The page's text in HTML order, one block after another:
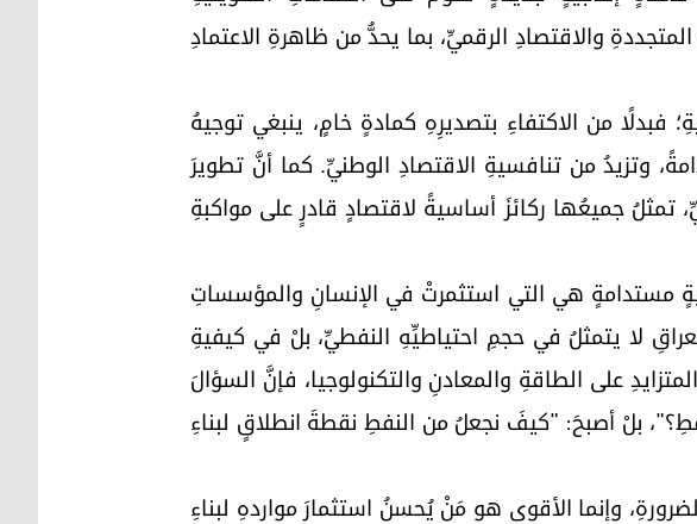
والاقتصادِ الرقميِّ، بما يحدُّ من ظاهرةِ الاعتمادِ
فبدلًا من الاكتفاءِ بتصديرِهِ كمادةٍ خامٍ، ينبغي توجيهُ
وتزيدُ من تنافسيةِ الاقتصادِ الوطنيِّ. كما أنَّ تطويرَ
تمثلُ جميعُها ركائزَ أساسيةً لاقتصادٍ قادرٍ على مواكبةِ
مستدامةٍ هي التي استثمرتْ في الإنسانِ والمؤسساتِ
لا يتمثلُ في حجمِ احتياطيِّهِ النفطيِّ، بلْ في كيفيةِ
على الطاقةِ والمعادنِ والتكنولوجيا، فإنَّ السؤالَ
بلْ أصبحَ: "كيفَ نجعلُ من النفطِ نقطةَ انطلاقٍ لبناءِ
وإنما الأقوى هو مَنْ يُحسنُ استثمارَ مواردهِ لبناءِ